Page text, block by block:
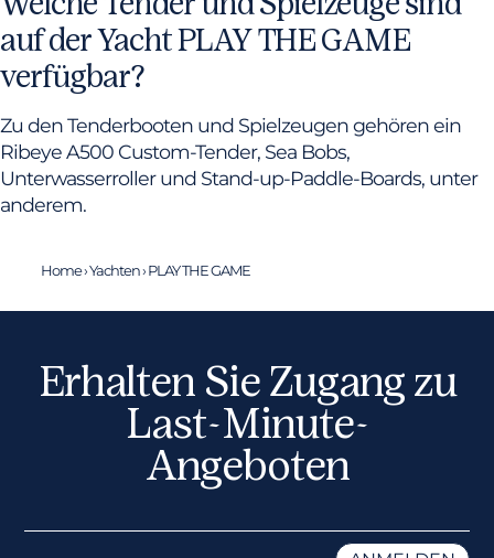
auf der Yacht PLAY THE GAME
verfügbar?
Zu den Tenderbooten und Spielzeugen gehören ein
Ribeye A500 Custom-Tender, Sea Bobs,
Unterwasserroller und Stand-up-Paddle-Boards, unter
anderem.
Home›Yachten›PLAY THE GAME
Erhalten Sie Zugang zu
Last-Minute-
Angeboten